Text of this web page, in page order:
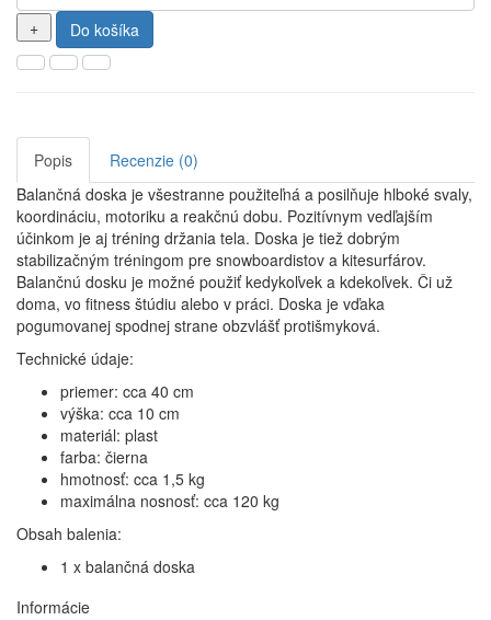
Do košíka
Popis
Recenzie (0)
Balančná doska je všestranne použiteľná a posilňuje hlboké svaly,
koordináciu, motoriku a reakčnú dobu. Pozitívnym vedľajším
účinkom je aj tréning držania tela. Doska je tiež dobrým
stabilizačným tréningom pre snowboardistov a kitesurfárov.
Balančnú dosku je možné použiť kedykoľvek a kdekoľvek. Či už
doma, vo fitness štúdiu alebo v práci. Doska je vďaka
pogumovanej spodnej strane obzvlášť protišmyková.
Technické údaje:
priemer: cca 40 cm
výška: cca 10 cm
materiál: plast
farba: čierna
hmotnosť: cca 1,5 kg
maximálna nosnosť: cca 120 kg
Obsah balenia:
1 x balančná doska
Informácie